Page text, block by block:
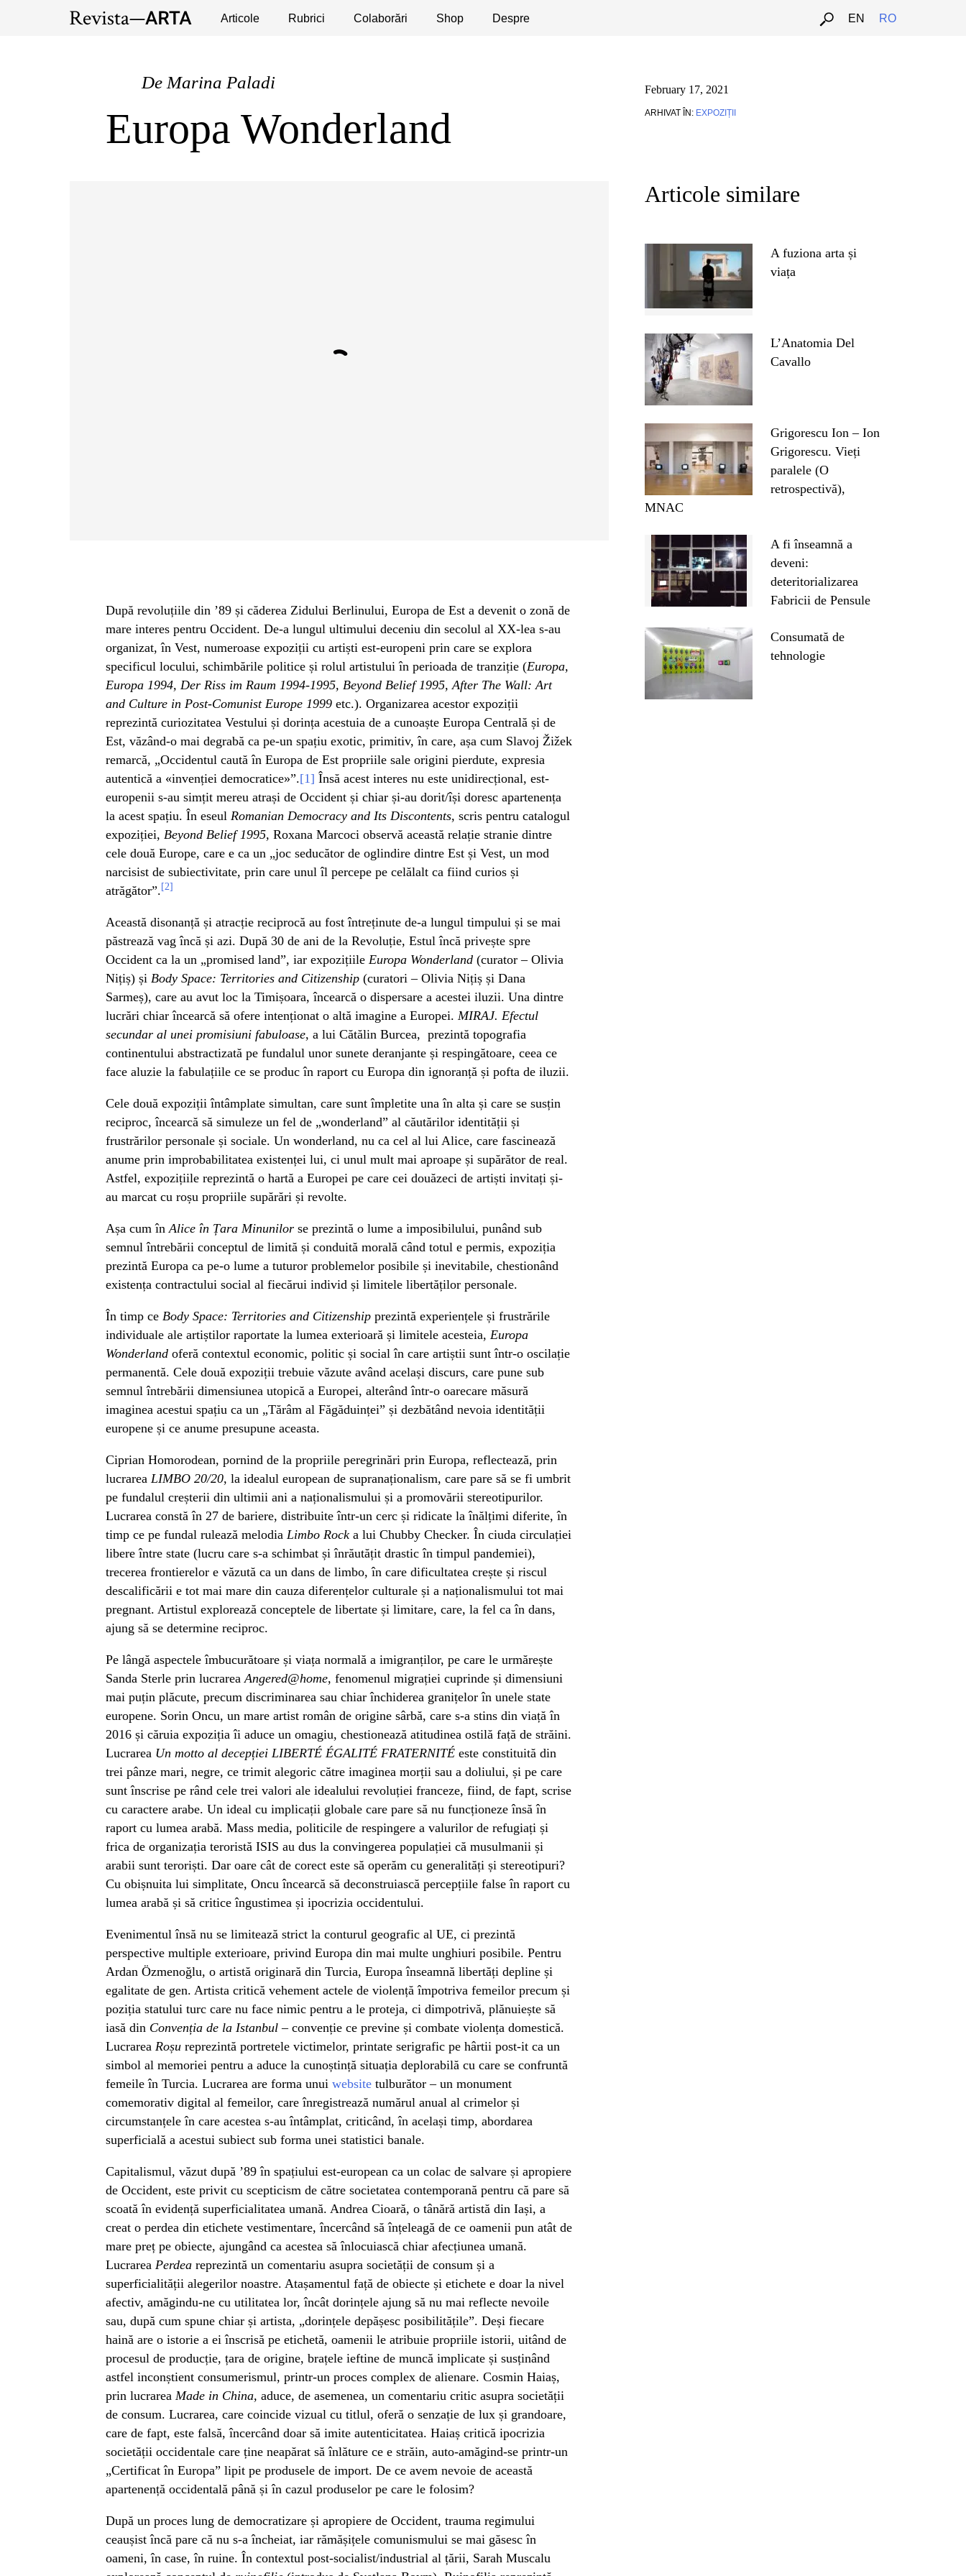
Articole Rubrici Colaborări Shop Despre EN RO
Expoziții Evenimente Interviuri Publicaţii Dezbateri Apeluri
De Marina Paladi
Europa Wonderland
February 17, 2021
ARHIVAT ÎN: EXPOZIȚII
După revoluțiile din ’89 și căderea Zidului Berlinului, Europa de Est a devenit o zonă de
mare interes pentru Occident. De-a lungul ultimului deceniu din secolul al XX-lea s-au
organizat, în Vest, numeroase expoziții cu artiști est-europeni prin care se explora
specificul locului, schimbările politice și rolul artistului în perioada de tranziție (Europa,
Europa 1994, Der Riss im Raum 1994-1995, Beyond Belief 1995, After The Wall: Art
and Culture in Post-Comunist Europe 1999 etc.). Organizarea acestor expoziții
reprezintă curiozitatea Vestului și dorința acestuia de a cunoaște Europa Centrală și de
Est, văzând-o mai degrabă ca pe-un spațiu exotic, primitiv, în care, așa cum Slavoj Žižek
remarcă, „Occidentul caută în Europa de Est propriile sale origini pierdute, expresia
autentică a «invenției democratice»”.[1] Însă acest interes nu este unidirecțional, est-
europenii s-au simțit mereu atrași de Occident și chiar și-au dorit/își doresc apartenența
la acest spațiu. În eseul Romanian Democracy and Its Discontents, scris pentru catalogul
expoziției, Beyond Belief 1995, Roxana Marcoci observă această relație stranie dintre
cele două Europe, care e ca un „joc seducător de oglindire dintre Est și Vest, un mod
narcisist de subiectivitate, prin care unul îl percepe pe celălalt ca fiind curios și
atrăgător”. [2]
Această disonanță și atracție reciprocă au fost întreținute de-a lungul timpului și se mai
păstrează vag încă și azi. După 30 de ani de la Revoluție, Estul încă privește spre
Occident ca la un „promised land”, iar expozițiile Europa Wonderland (curator – Olivia
Nițiș) și Body Space: Territories and Citizenship (curatori – Olivia Nițiș și Dana
Sarmeș), care au avut loc la Timișoara, încearcă o dispersare a acestei iluzii. Una dintre
lucrări chiar încearcă să ofere intenționat o altă imagine a Europei. MIRAJ. Efectul
secundar al unei promisiuni fabuloase, a lui Cătălin Burcea, prezintă topografia
continentului abstractizată pe fundalul unor sunete deranjante și respingătoare, ceea ce
face aluzie la fabulațiile ce se produc în raport cu Europa din ignoranță și pofta de iluzii.
Cele două expoziții întâmplate simultan, care sunt împletite una în alta și care se susțin
reciproc, încearcă să simuleze un fel de „wonderland” al căutărilor identității și
frustrărilor personale și sociale. Un wonderland, nu ca cel al lui Alice, care fascinează
anume prin improbabilitatea existenței lui, ci unul mult mai aproape și supărător de real.
Astfel, expozițiile reprezintă o hartă a Europei pe care cei douăzeci de artiști invitați și-
au marcat cu roșu propriile supărări și revolte.
Așa cum în Alice în Țara Minunilor se prezintă o lume a imposibilului, punând sub
semnul întrebării conceptul de limită și conduită morală când totul e permis, expoziția
prezintă Europa ca pe-o lume a tuturor problemelor posibile și inevitabile, chestionând
existența contractului social al fiecărui individ și limitele libertăților personale.
În timp ce Body Space: Territories and Citizenship prezintă experiențele și frustrările
individuale ale artiștilor raportate la lumea exterioară și limitele acesteia, Europa
Wonderland oferă contextul economic, politic și social în care artiștii sunt într-o oscilație
permanentă. Cele două expoziții trebuie văzute având același discurs, care pune sub
semnul întrebării dimensiunea utopică a Europei, alterând într-o oarecare măsură
imaginea acestui spațiu ca un „Tărâm al Făgăduinței” și dezbătând nevoia identității
europene și ce anume presupune aceasta.
Ciprian Homorodean, pornind de la propriile peregrinări prin Europa, reflectează, prin
lucrarea LIMBO 20/20, la idealul european de supranaționalism, care pare să se fi umbrit
pe fundalul creșterii din ultimii ani a naționalismului și a promovării stereotipurilor.
Lucrarea constă în 27 de bariere, distribuite într-un cerc și ridicate la înălțimi diferite, în
timp ce pe fundal rulează melodia Limbo Rock a lui Chubby Checker. În ciuda circulației
libere între state (lucru care s-a schimbat și înrăutățit drastic în timpul pandemiei),
trecerea frontierelor e văzută ca un dans de limbo, în care dificultatea crește și riscul
descalificării e tot mai mare din cauza diferențelor culturale și a naționalismului tot mai
pregnant. Artistul explorează conceptele de libertate și limitare, care, la fel ca în dans,
ajung să se determine reciproc.
Pe lângă aspectele îmbucurătoare și viața normală a imigranților, pe care le urmărește
Sanda Sterle prin lucrarea Angered@home, fenomenul migrației cuprinde și dimensiuni
mai puțin plăcute, precum discriminarea sau chiar închiderea granițelor în unele state
europene. Sorin Oncu, un mare artist român de origine sârbă, care s-a stins din viață în
2016 și căruia expoziția îi aduce un omagiu, chestionează atitudinea ostilă față de străini.
Lucrarea Un motto al decepției LIBERTÉ ÉGALITÉ FRATERNITÉ este constituită din
trei pânze mari, negre, ce trimit alegoric către imaginea morții sau a doliului, și pe care
sunt înscrise pe rând cele trei valori ale idealului revoluției franceze, fiind, de fapt, scrise
cu caractere arabe. Un ideal cu implicații globale care pare să nu funcționeze însă în
raport cu lumea arabă. Mass media, politicile de respingere a valurilor de refugiați și
frica de organizația teroristă ISIS au dus la convingerea populației că musulmanii și
arabii sunt teroriști. Dar oare cât de corect este să operăm cu generalități și stereotipuri?
Cu obișnuita lui simplitate, Oncu încearcă să deconstruiască percepțiile false în raport cu
lumea arabă și să critice îngustimea și ipocrizia occidentului.
Evenimentul însă nu se limitează strict la conturul geografic al UE, ci prezintă
perspective multiple exterioare, privind Europa din mai multe unghiuri posibile. Pentru
Ardan Özmenoğlu, o artistă originară din Turcia, Europa înseamnă libertăți depline și
egalitate de gen. Artista critică vehement actele de violență împotriva femeilor precum și
poziția statului turc care nu face nimic pentru a le proteja, ci dimpotrivă, plănuiește să
iasă din Convenția de la Istanbul– convenție ce previne și combate violența domestică.
Lucrarea Roșu reprezintă portretele victimelor, printate serigrafic pe hârtii post-it ca un
simbol al memoriei pentru a aduce la cunoștință situația deplorabilă cu care se confruntă
femeile în Turcia. Lucrarea are forma unui website tulburător – un monument
comemorativ digital al femeilor, care înregistrează numărul anual al crimelor și
circumstanțele în care acestea s-au întâmplat, criticând, în același timp, abordarea
superficială a acestui subiect sub forma unei statistici banale.
Capitalismul, văzut după ’89 în spațiului est-european ca un colac de salvare și apropiere
de Occident, este privit cu scepticism de către societatea contemporană pentru că pare să
scoată în evidență superficialitatea umană. Andrea Cioară, o tânără artistă din Iași, a
creat o perdea din etichete vestimentare, încercând să înțeleagă de ce oamenii pun atât de
mare preț pe obiecte, ajungând ca acestea să înlocuiască chiar afecțiunea umană.
Lucrarea Perdea reprezintă un comentariu asupra societății de consum și a
superficialității alegerilor noastre. Atașamentul față de obiecte și etichete e doar la nivel
afectiv, amăgindu-ne cu utilitatea lor, încât dorințele ajung să nu mai reflecte nevoile
sau, după cum spune chiar și artista, „dorințele depășesc posibilitățile”. Deși fiecare
haină are o istorie a ei înscrisă pe etichetă, oamenii le atribuie propriile istorii, uitând de
procesul de producție, țara de origine, brațele ieftine de muncă implicate și susținând
astfel inconștient consumerismul, printr-un proces complex de alienare. Cosmin Haiaș,
prin lucrarea Made in China, aduce, de asemenea, un comentariu critic asupra societății
de consum. Lucrarea, care coincide vizual cu titlul, oferă o senzație de lux și grandoare,
care de fapt, este falsă, încercând doar să imite autenticitatea. Haiaș critică ipocrizia
societății occidentale care ține neapărat să înlăture ce e străin, auto-amăgind-se printr-un
„Certificat în Europa” lipit pe produsele de import. De ce avem nevoie de această
apartenență occidentală până și în cazul produselor pe care le folosim?
După un proces lung de democratizare și apropiere de Occident, trauma regimului
ceaușist încă pare că nu s-a încheiat, iar rămășițele comunismului se mai găsesc în
oameni, în case, în ruine. În contextul post-socialist/industrial al țării, Sarah Muscalu
Articole similare
A fuziona arta și
viața
L’Anatomia Del
Cavallo
Grigorescu Ion – Ion
Grigorescu. Vieți
paralele (O
retrospectivă),
MNAC
A fi înseamnă a
deveni:
deteritorializarea
Fabricii de Pensule
Consumată de
tehnologie